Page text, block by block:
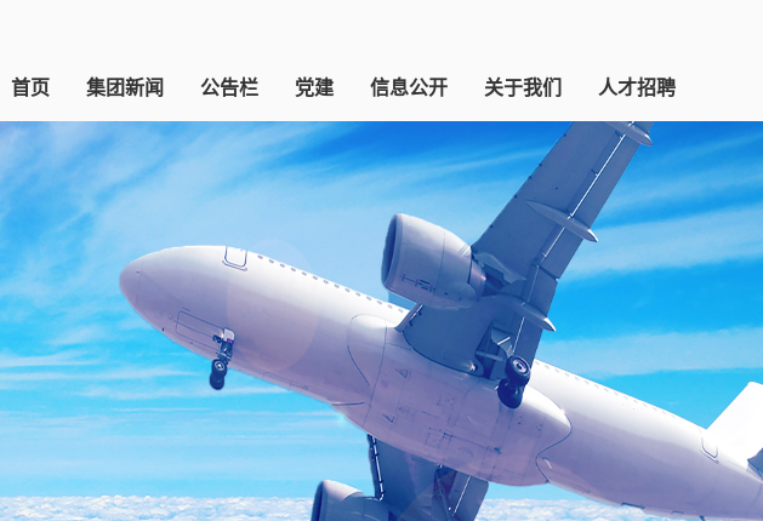
首页 集团新闻 公告栏 党建 信息公开 关于我们 人才招聘